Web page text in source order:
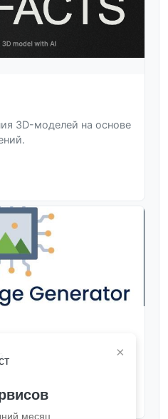
3D-моделей на основе
×
месяц